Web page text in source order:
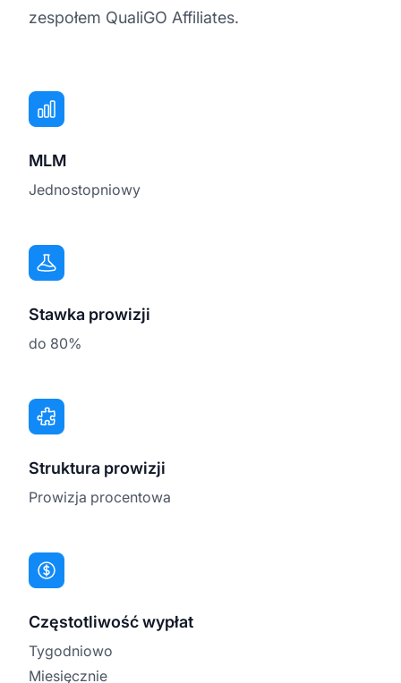
zespołem QualiGO Affiliates.
MLM
Jednostopniowy
Stawka prowizji
do 80%
Struktura prowizji
Prowizja procentowa
Częstotliwość wypłat
Tygodniowo
Miesięcznie